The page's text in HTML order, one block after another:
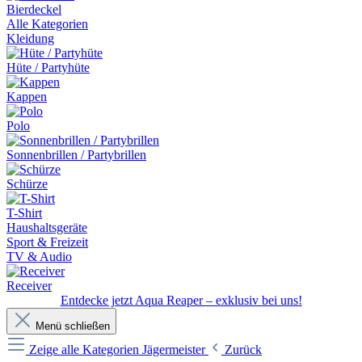
Bierdeckel
Alle Kategorien
Kleidung
Hüte / Partyhüte
Kappen
Polo
Sonnenbrillen / Partybrillen
Schürze
T-Shirt
Haushaltsgeräte
Sport & Freizeit
TV & Audio
Receiver
Entdecke jetzt Aqua Reaper – exklusiv bei uns!
Menü schließen
Zeige alle Kategorien Jägermeister Zurück